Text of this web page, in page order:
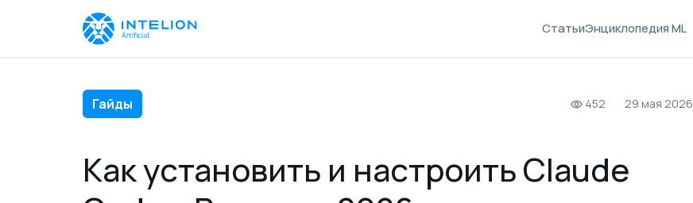
СтатьиЭнциклопедия ML
Гайды 452 29 мая 2026
Как установить и настроить Claude